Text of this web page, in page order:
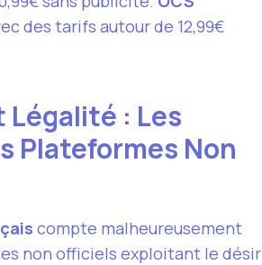
des tarifs autour de 12,99€
: Les
Plateformes Non
compte malheureusement
non officiels exploitant le désir